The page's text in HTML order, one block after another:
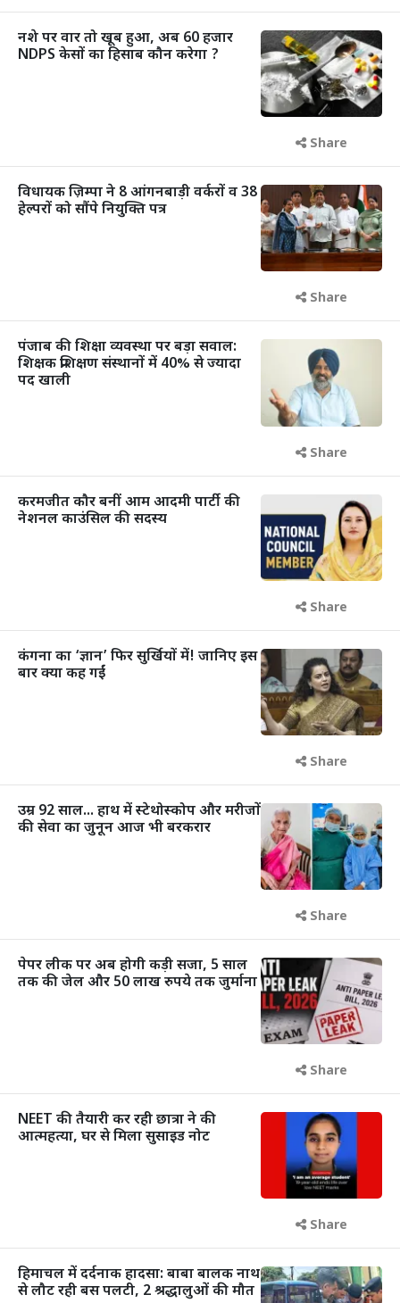
नशे पर वार तो खूब हुआ, अब 60 हजार
NDPS केसों का हिसाब कौन करेगा ?
Share
विधायक ज़िम्पा ने 8 आंगनबाड़ी वर्करों व 38
हेल्परों को सौंपे नियुक्ति पत्र
Share
पंजाब की शिक्षा व्यवस्था पर बड़ा सवाल:
शिक्षक प्रशिक्षण संस्थानों में 40% से ज्यादा
पद खाली
Share
करमजीत कौर बनीं आम आदमी पार्टी की
नेशनल काउंसिल की सदस्य
Share
कंगना का ‘ज्ञान’ फिर सुर्खियों में! जानिए इस
बार क्या कह गईं
Share
उम्र 92 साल... हाथ में स्टेथोस्कोप और मरीजों
की सेवा का जुनून आज भी बरकरार
Share
पेपर लीक पर अब होगी कड़ी सजा, 5 साल
तक की जेल और 50 लाख रुपये तक जुर्माना
Share
NEET की तैयारी कर रही छात्रा ने की
आत्महत्या, घर से मिला सुसाइड नोट
Share
हिमाचल में दर्दनाक हादसा: बाबा बालक नाथ
से लौट रही बस पलटी, 2 श्रद्धालुओं की मौत